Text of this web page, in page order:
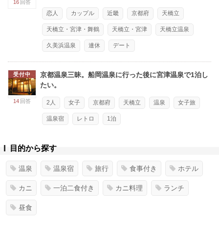
16 回答
恋人 カップル 近畿 京都府 天橋立
天橋立・宮津・舞鶴 天橋立・宮津 天橋立温泉
久美浜温泉 連休 デート
受付中
14 回答
京都温泉三昧。船岡温泉に行った後に宮津温泉で1泊し
たい。
2人 女子 京都府 天橋立 温泉 女子旅
温泉宿 レトロ 1泊
目的から探す
温泉 温泉宿 旅行 食事付き ホテル
カニ 一泊二食付き カニ料理 ランチ
昼食